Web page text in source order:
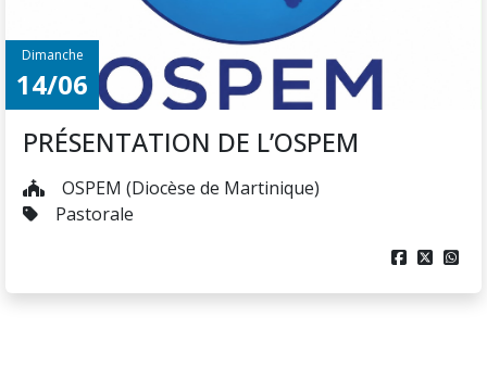
Dimanche
14/06
PRÉSENTATION DE L’OSPEM
OSPEM (Diocèse de Martinique)
Pastorale
  